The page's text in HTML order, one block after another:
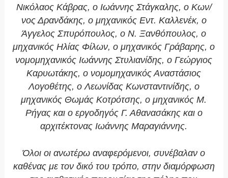
Νικόλαος Κάβρας, ο Ιωάννης Στάγκαλης, ο Κων/
νος Δρανδάκης, ο μηχανικός Εντ. Καλλενέκ, ο
Άγγελος Σπυρόπουλος, ο Ν. Ξανθόπουλος, ο
μηχανικός Ηλίας Φίλων, ο μηχανικός Γράβαρης, ο
νομομηχανικός Ιωάννης Στυλιανίδης, ο Γεώργιος
Καρυωτάκης, ο νομομηχανικός Αναστάσιος
Λογοθέτης, ο Λεωνίδας Κωνσταντινίδης, ο
μηχανικός Θωμάς Κοτρότσης, ο μηχανικός Μ.
Ρήγας και ο εργοδηγός Γ. Αθανασάκης και ο
αρχιτέκτονας Ιωάννης Μαραγιάννης.
Όλοι οι ανωτέρω αναφερόμενοι, συνέβαλαν ο
καθένας με τον δικό του τρόπο, στην διαμόρφωση